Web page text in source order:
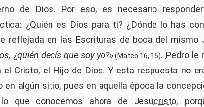
de Dios. Por eso, es necesario
¿Quién es Dios para ti? ¿Dónde lo has
reflejada en las Escrituras de boca del mismo
¿quién decís que soy yo?»(Mateo 16, 15). Pedrole
el Cristo, el Hijo de Dios. Y esta respuesta no
en algún sitio, pues en aquella época la
que conocemos ahora de Jesucristo,